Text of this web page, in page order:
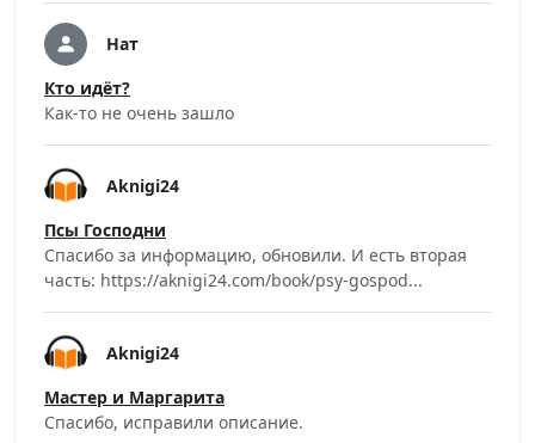
Нат
Кто идёт?
Как-то не очень зашло
Aknigi24
Псы Господни
Спасибо за информацию, обновили. И есть вторая
часть: https://aknigi24.com/book/psy-gospod...
Aknigi24
Мастер и Маргарита
Спасибо, исправили описание.